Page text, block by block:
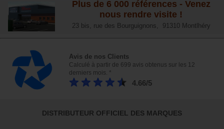
Plus de 6 000 références - Venez
nous rendre visite !
23 bis, rue des Bourguignons, 91310 Montlhéry
Avis de nos Clients
Calculé à partir de 699 avis obtenus sur les 12
derniers mois. *
4.66/5
DISTRIBUTEUR OFFICIEL DES MARQUES